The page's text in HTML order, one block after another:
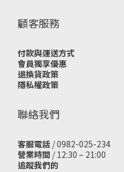
顧客服務
付款與運送方式
會員獨享優惠
退換貨政策
隱私權政策
聯絡我們
客服電話 / 0982-025-234
營業時間 / 12:30 – 21:00
追蹤我們的